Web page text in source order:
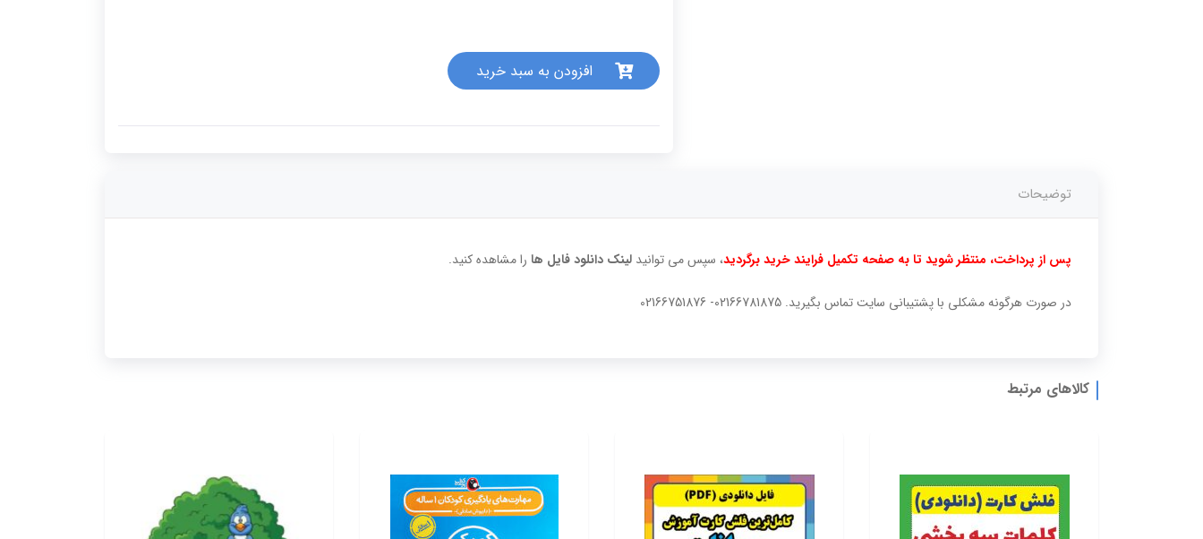
افزودن به سبد خرید
توضیحات
پس از پرداخت، منتظر شوید تا به صفحه تکمیل فرایند خرید برگردید، سپس می توانید لینک دانلود فایل ها را مشاهده کنید.
در صورت هرگونه مشکلی با پشتیبانی سایت تماس بگیرید. 02166781875- 02166751876
کالاهای مرتبط